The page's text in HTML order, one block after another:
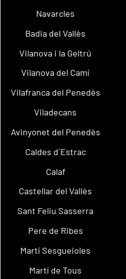
Navarcles
Badia del Vallès
Vilanova i la Geltrú
Vilanova del Camí
Vilafranca del Penedès
Viladecans
Avinyonet del Penedès
Caldes d´Estrac
Calaf
Castellar del Vallès
Sant Feliu Sasserra
Pere de Ribes
Martí Sesgueioles
Martí de Tous